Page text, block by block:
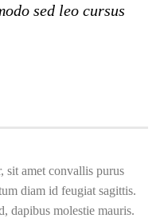
sed leo cursus
sit amet convallis purus
diam id feugiat sagittis.
dapibus molestie mauris.